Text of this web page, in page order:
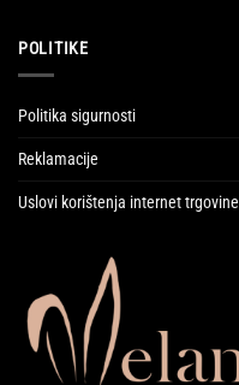
POLITIKE
Politika sigurnosti
Reklamacije
Uslovi korištenja internet trgovine